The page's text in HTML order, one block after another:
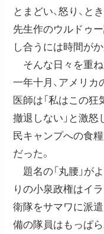
とまどい、怒り、と
先生作のウルドゥ
し合うには時間が
そんな日々を重ね
一年十月、アメリカ
医師は「私はこの
撤退しない」と激怒
民キャンプへの食
だった。
題名の「丸腰」が
りの小泉政権はイ
衛隊をサマワに派
備の隊員はもっぱ